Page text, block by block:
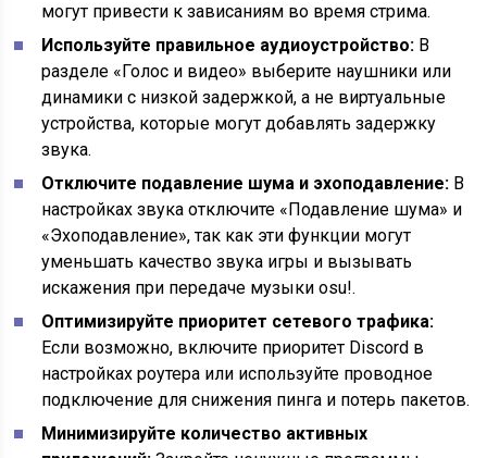
могут привести к зависаниям во время стрима.
Используйте правильное аудиоустройство: В
разделе «Голос и видео» выберите наушники или
динамики с низкой задержкой, а не виртуальные
устройства, которые могут добавлять задержку
звука.
Отключите подавление шума и эхоподавление: В
настройках звука отключите «Подавление шума» и
«Эхоподавление», так как эти функции могут
уменьшать качество звука игры и вызывать
искажения при передаче музыки osu!.
Оптимизируйте приоритет сетевого трафика:
Если возможно, включите приоритет Discord в
настройках роутера или используйте проводное
подключение для снижения пинга и потерь пакетов.
Минимизируйте количество активных